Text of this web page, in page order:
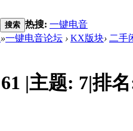
搜索 热搜: 一键电音
»一键电音论坛 › KX版块› 二手
61 |主题: 7|排